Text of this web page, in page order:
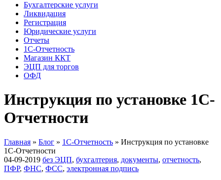
Бухгалтерские услуги
Ликвидация
Регистрация
Юридические услуги
Отчеты
1С-Отчетность
Магазин ККТ
ЭЦП для торгов
ОФД
Инструкция по установке 1С-
Отчетности
Главная » Блог » 1С-Отчетность » Инструкция по установке
1С-Отчетности
04-09-2019 без ЭЦП, бухгалтерия, документы, отчетность,
ПФР, ФНС, ФСС, электронная подпись